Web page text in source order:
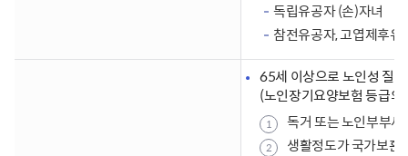
독립유공자 (손)자녀
참전유공자, 고엽제후
65세 이상으로 노인성 질
(노인장기요양보험 등급외
독거 또는 노인부부세
생활정도가 국가보훈